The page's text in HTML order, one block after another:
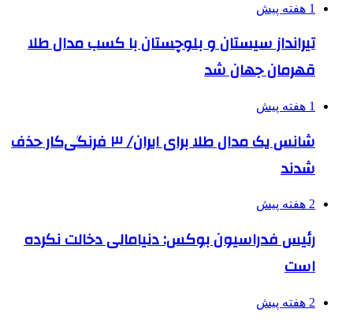
1 هفته پیش
تیرانداز سیستان و بلوچستان با کسب مدال طلا
قهرمان جهان شد
1 هفته پیش
شانس یک مدال طلا برای ایران/ ۳ فرنگی‌کار حذف
شدند
2 هفته پیش
رئیس فدراسیون بوکس: دنیامالی دخالت نکرده
است
2 هفته پیش